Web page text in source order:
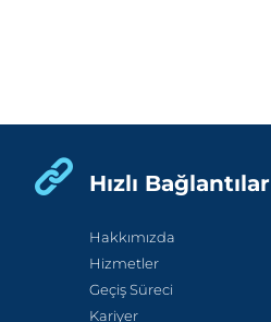
Hızlı Bağlantılar
Hakkımızda
Hizmetler
Geçiş Süreci
Kariyer